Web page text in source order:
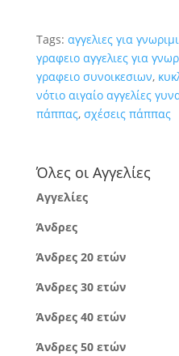
Tags: αγγελιες για
γραφειο αγγελιες για
γραφειο συνοικεσιων,
νότιο αιγαίο αγγελίες
πάππας, σχέσεις πάππας
Όλες οι Αγγελίες
Αγγελίες
Άνδρες
Άνδρες 20 ετών
Άνδρες 30 ετών
Άνδρες 40 ετών
Άνδρες 50 ετών